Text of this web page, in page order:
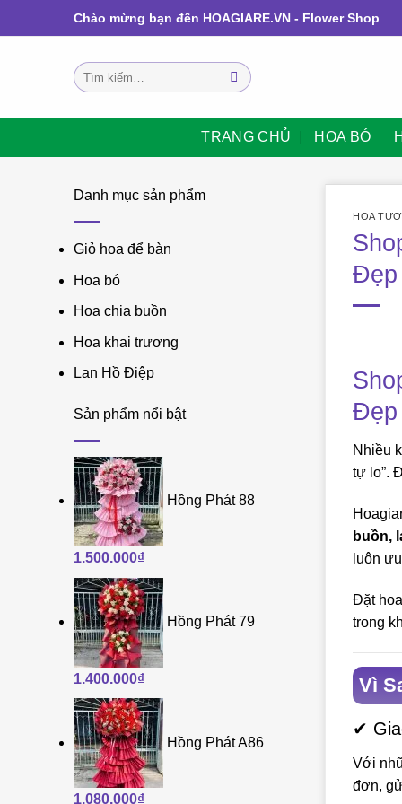
qua
Chào mừng bạn đến HOAGIARE.VN - Flower Shop
Tìm
kiếm:
TRANG CHỦ HOA BÓ
Danh mục sản phẩm
Giỏ hoa để bàn
Hoa bó
Hoa chia buồn
Hoa khai trương
Lan Hồ Điệp
Sản phẩm nổi bật
Hồng Phát 88
1.500.000₫
Hồng Phát 79
1.400.000₫
Hồng Phát A86
1.080.000₫
HOA
Đẹp
Đẹp
Nhiều
tự lo”.
buồn,
luôn
Đặt
trong
Vì
✔
Với
đơn,